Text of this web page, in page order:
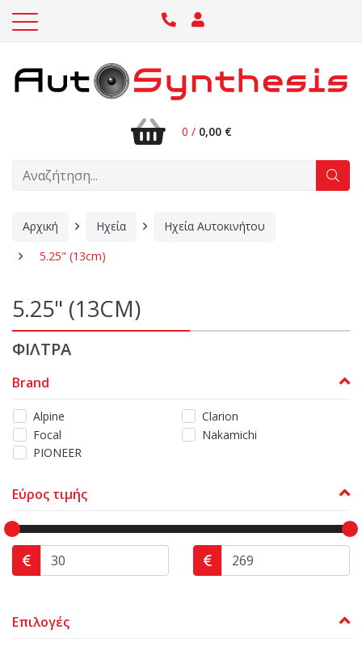
0 / 0,00 €
Αρχική Ηχεία
Ηχεία Αυτοκινήτου
5.25" (13cm)
5.25" (13CM)
ΦΙΛΤΡΑ
Brand
Alpine
Clarion
Focal
Nakamichi
PIONEER
Εύρος τιμής
Επιλογές